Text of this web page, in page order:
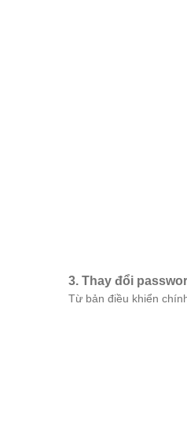
3. Thay đổi
Từ bản điều khiển